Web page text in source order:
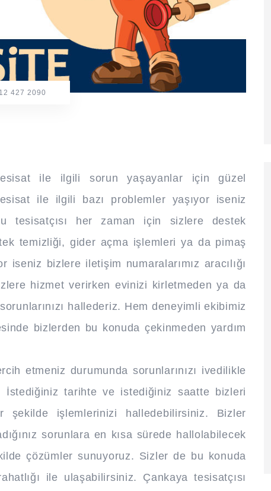
427 2090
ile ilgili sorun yaşayanlar için güzel
ile ilgili bazı problemler yaşıyor iseniz
tesisatçısı her zaman için sizlere destek
temizliği, gider açma işlemleri ya da pimaş
iseniz bizlere iletişim numaralarımız aracılığı
hizmet verirken evinizi kirletmeden ya da
hallederiz. Hem deneyimli ekibimiz
bizlerden bu konuda çekinmeden yardım
etmeniz durumunda sorunlarınızı ivedilikle
İstediğiniz tarihte ve istediğiniz saatte bizleri
işlemlerinizi halledebilirsiniz. Bizler
sorunlara en kısa sürede hallolabilecek
çözümler sunuyoruz. Sizler de bu konuda
ile ulaşabilirsiniz. Çankaya tesisatçısı